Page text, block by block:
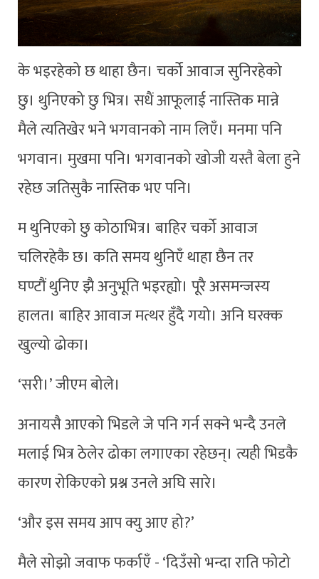
के भइरहेको छ थाहा छैन। चर्को आवाज सुनिरहेको
छु। थुनिएको छु भित्र। सधैं आफूलाई नास्तिक मान्ने
मैले त्यतिखेर भने भगवानको नाम लिएँ। मनमा पनि
भगवान। मुखमा पनि। भगवानको खोजी यस्तै बेला हुने
रहेछ जतिसुकै नास्तिक भए पनि।
म थुनिएको छु कोठाभित्र। बाहिर चर्को आवाज
चलिरहेकै छ। कति समय थुनिएँ थाहा छैन तर
घण्टौं थुनिए झै अनुभूति भइरह्यो। पूरै असमन्जस्य
हालत। बाहिर आवाज मत्थर हुँदै गयो। अनि घरक्क
खुल्यो ढोका।
‘सरी।’ जीएम बोले।
अनायसै आएको भिडले जे पनि गर्न सक्ने भन्दै उनले
मलाई भित्र ठेलेर ढोका लगाएका रहेछन्। त्यही भिडकै
कारण रोकिएको प्रश्न उनले अघि सारे।
‘और इस समय आप क्यु आए हो?’
मैले सोझो जवाफ फर्काएँ - ‘दिउँसो भन्दा राति फोटो